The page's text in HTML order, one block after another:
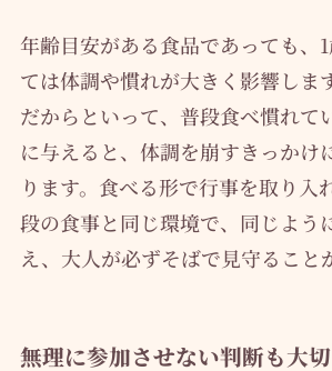
年齢目安がある食品であっても、
ては体調や慣れが大きく影響しま
だからといって、普段食べ慣れて
に与えると、体調を崩すきっかけ
ります。食べる形で行事を取り入
段の食事と同じ環境で、同じよう
え、大人が必ずそばで見守ること
無理に参加させない判断も大切